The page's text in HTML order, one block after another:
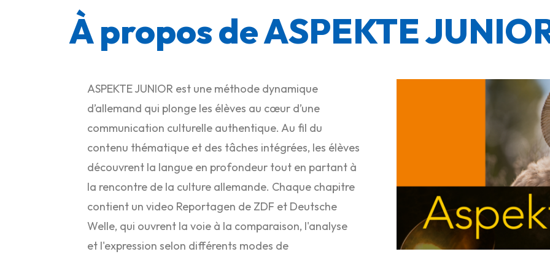
À propos de ASPEKTE
ASPEKTE JUNIOR est une méthode dynamique
d’allemand qui plonge les élèves au cœur d’une
communication culturelle authentique. Au fil du
contenu thématique et des tâches intégrées, les élèves
découvrent la langue en profondeur tout en partant à
la rencontre de la culture allemande. Chaque chapitre
contient un video Reportagen de ZDF et Deutsche
Welle, qui ouvrent la voie à la comparaison, l'analyse
et l'expression selon différents modes de